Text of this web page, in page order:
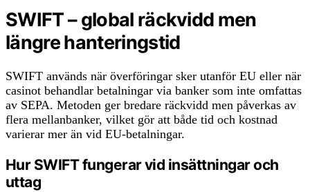
SWIFT – global räckvidd men
längre hanteringstid
SWIFT används när överföringar sker utanför EU eller när
casinot behandlar betalningar via banker som inte omfattas
av SEPA. Metoden ger bredare räckvidd men påverkas av
flera mellanbanker, vilket gör att både tid och kostnad
varierar mer än vid EU-betalningar.
Hur SWIFT fungerar vid insättningar och
uttag